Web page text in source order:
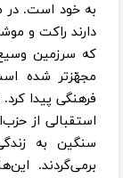
به خود است. در
دارند راکت و
که سرزمین
مجهّزتر شده
فرهنگی پیدا
استقبالی از
سنگین به
برمی‌گردند.